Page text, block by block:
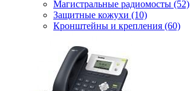
Магистральные радиомосты (52)
Защитные кожухи (10)
Кронштейны и крепления (60)